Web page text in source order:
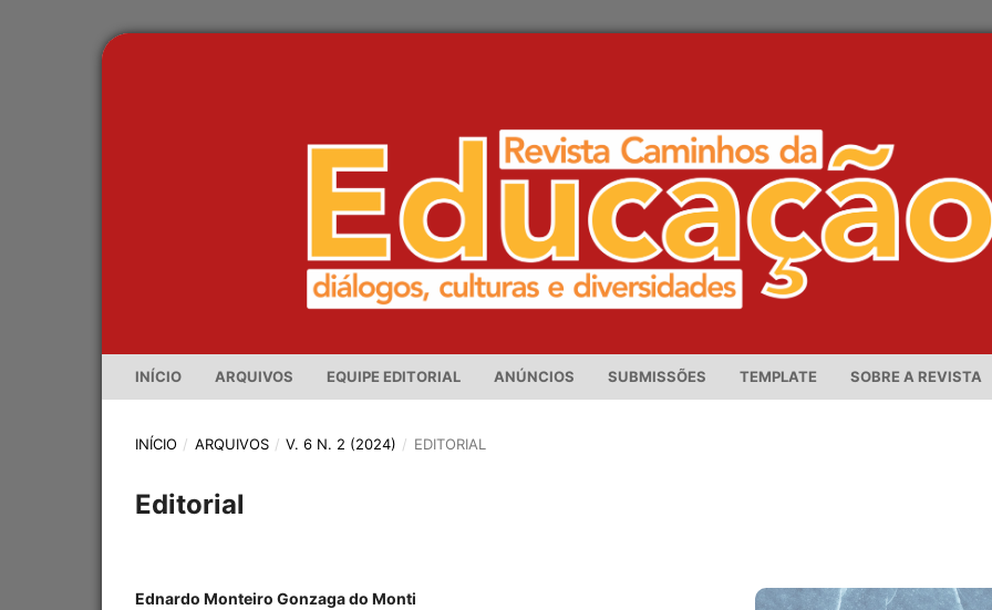
INÍCIO ARQUIVOS EQUIPE EDITORIAL ANÚNCIOS SUBMISSÕES TEMPLATE SOBRE A REVISTA
INÍCIO / ARQUIVOS / V. 6 N. 2 (2024) / EDITORIAL
Editorial
Ednardo Monteiro Gonzaga do Monti